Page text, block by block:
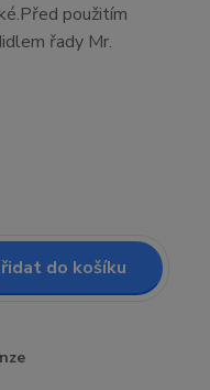
použitím
řady Mr.
do košíku